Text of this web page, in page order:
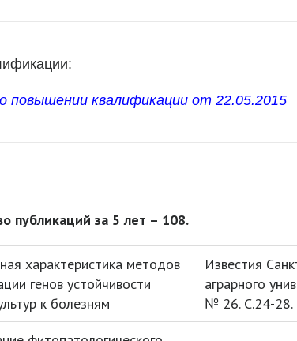
повышении квалификации от 22.05.2015
публикаций за 5 лет – 108.
характеристика методов
генов устойчивости
к болезням
Известия
аграрного
№ 26. С.24-28.